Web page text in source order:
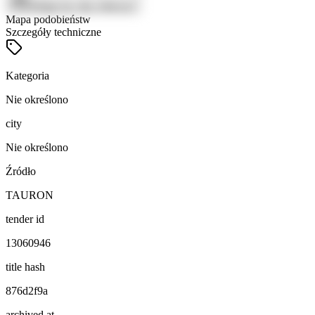
Mapa podobieństw
Szczegóły techniczne
Kategoria
Nie określono
city
Nie określono
Źródło
TAURON
tender id
13060946
title hash
876d2f9a